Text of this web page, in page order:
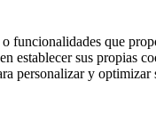
funcionalidades que
establecer sus propias
personalizar y optimizar